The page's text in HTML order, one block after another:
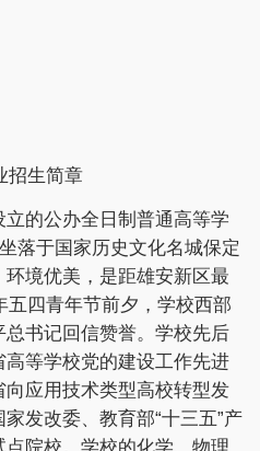
招生简章
的公办全日制普通高等学
落于国家历史文化名城保定
境优美，是距雄安新区最
五四青年节前夕，学校西部
书记回信赞誉。学校先后
等学校党的建设工作先进
应用技术类型高校转型发
发改委、教育部“十三五”产